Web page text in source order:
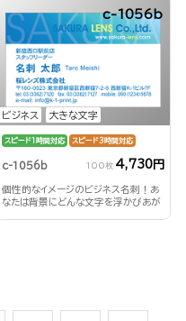
ビジネス 大きな文字
c-1056b
スピード1時間対応 スピード3時間対応
c-1056b 100枚 4,730円
個性的なイメージのビジネス名刺！あ
なたは背景にどんな文字を浮かびあが